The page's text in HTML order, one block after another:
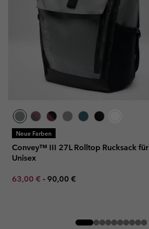
Neue Farben
Convey™ III 27L Rolltop Rucksack für
Unisex
Minimum sale price:
63,00 € - Maximum price:
90,00 €